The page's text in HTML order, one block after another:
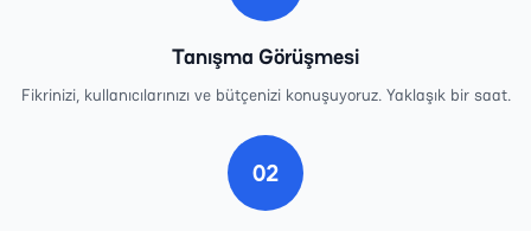
Tanışma Görüşmesi
Fikrinizi, kullanıcılarınızı ve bütçenizi konuşuyoruz. Yaklaşık bir saat.
02